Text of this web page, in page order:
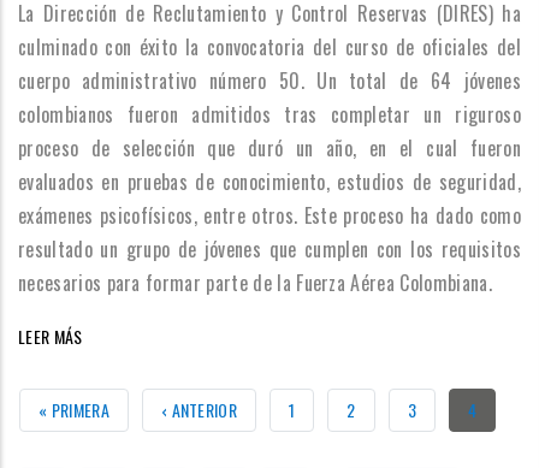
La Dirección de Reclutamiento y Control Reservas (DIRES) ha
culminado con éxito la convocatoria del curso de oficiales del
cuerpo administrativo número 50. Un total de 64 jóvenes
colombianos fueron admitidos tras completar un riguroso
proceso de selección que duró un año, en el cual fueron
evaluados en pruebas de conocimiento, estudios de seguridad,
exámenes psicofísicos, entre otros. Este proceso ha dado como
resultado un grupo de jóvenes que cumplen con los requisitos
necesarios para formar parte de la Fuerza Aérea Colombiana.
LEER MÁS
PRIMERA
« PRIMERA
PÁGINA
‹ ANTERIOR PÁGINA
1 PÁGINA
2 PÁGINA
3
PÁGINA
4